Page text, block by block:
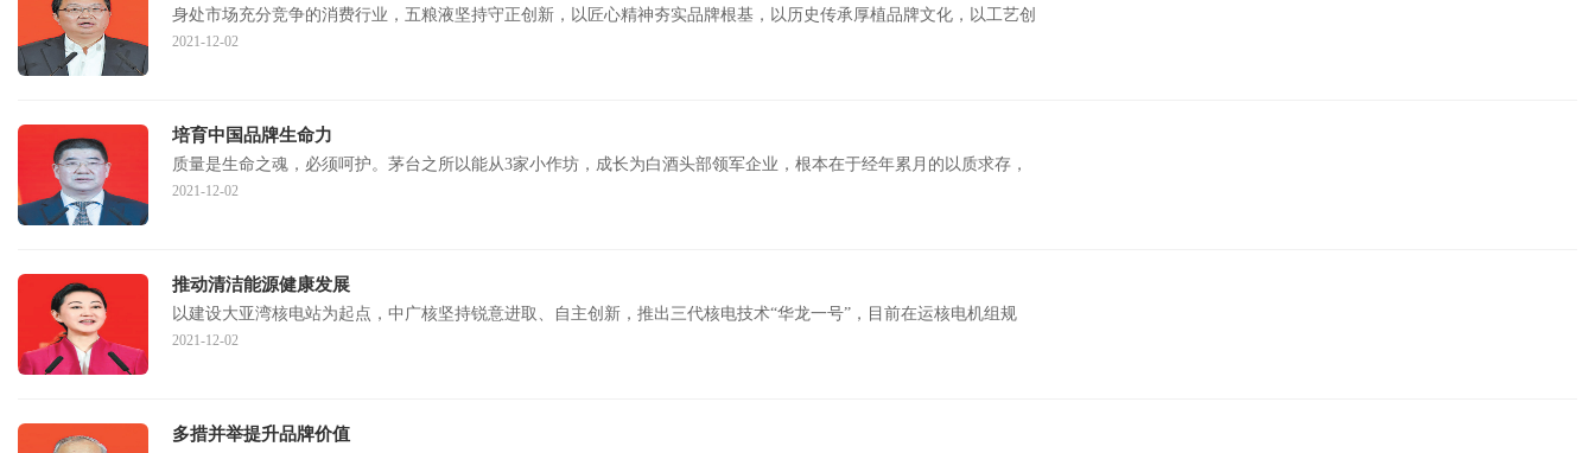
身处市场充分竞争的消费行业，五粮液坚持守正创新，以匠心精神夯实品牌根基，以历史传承厚植品牌文化，以工艺创
2021-12-02
培育中国品牌生命力
质量是生命之魂，必须呵护。茅台之所以能从3家小作坊，成长为白酒头部领军企业，根本在于经年累月的以质求存，
2021-12-02
推动清洁能源健康发展
以建设大亚湾核电站为起点，中广核坚持锐意进取、自主创新，推出三代核电技术“华龙一号”，目前在运核电机组规
2021-12-02
多措并举提升品牌价值